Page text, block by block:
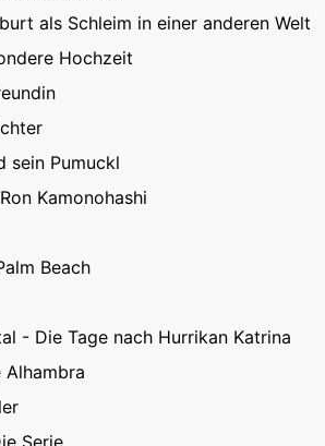
als Schleim in einer anderen Welt
Hochzeit
sein Pumuckl
Kamonohashi
Beach
- Die Tage nach Hurrikan Katrina
Serie